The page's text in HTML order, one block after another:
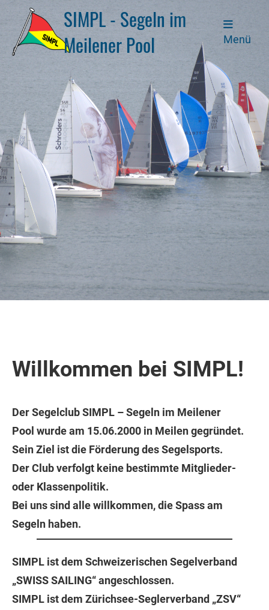
SIMPL - Segeln im
Meilener Pool
Menü
Willkommen bei SIMPL!
Der SegelclubSIMPL – Segeln im Meilener
Pool wurde am 15.06.2000 in Meilen gegründet.
Sein Ziel ist die Förderung des Segelsports.
Der Club verfolgt keine bestimmte Mitglieder-
oder Klassenpolitik.
Bei uns sind alle willkommen, die Spass am
Segeln haben.
SIMPL ist dem Schweizerischen Segelverband
„SWISS SAILING“ angeschlossen.
SIMPL ist dem Zürichsee-Seglerverband „ZSV“